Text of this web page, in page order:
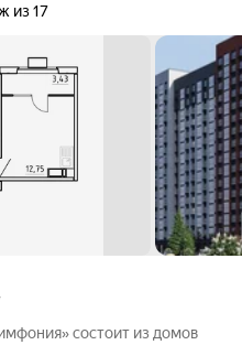
из 17
состоит из домов